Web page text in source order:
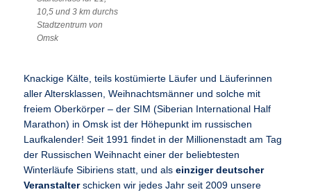
10,5 und 3 km durchs
Stadtzentrum von
Omsk
Knackige Kälte, teils kostümierte Läufer und Läuferinnen
aller Altersklassen, Weihnachtsmänner und solche mit
freiem Oberkörper – der SIM (Siberian International Half
Marathon) in Omsk ist der Höhepunkt im russischen
Laufkalender! Seit 1991 findet in der Millionenstadt am Tag
der Russischen Weihnacht einer der beliebtesten
Winterläufe Sibiriens statt, und alseinziger deutscher
Veranstalterschicken wir jedes Jahr seit 2009 unsere